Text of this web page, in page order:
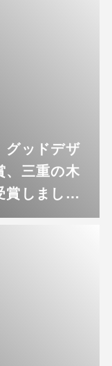
グッドデザ
、三重の木
賞しまし…